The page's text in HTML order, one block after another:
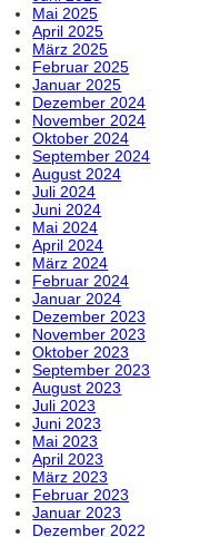
Mai 2025
April 2025
März 2025
Februar 2025
Januar 2025
Dezember 2024
November 2024
Oktober 2024
September 2024
August 2024
Juli 2024
Juni 2024
Mai 2024
April 2024
März 2024
Februar 2024
Januar 2024
Dezember 2023
November 2023
Oktober 2023
September 2023
August 2023
Juli 2023
Juni 2023
Mai 2023
April 2023
März 2023
Februar 2023
Januar 2023
Dezember 2022